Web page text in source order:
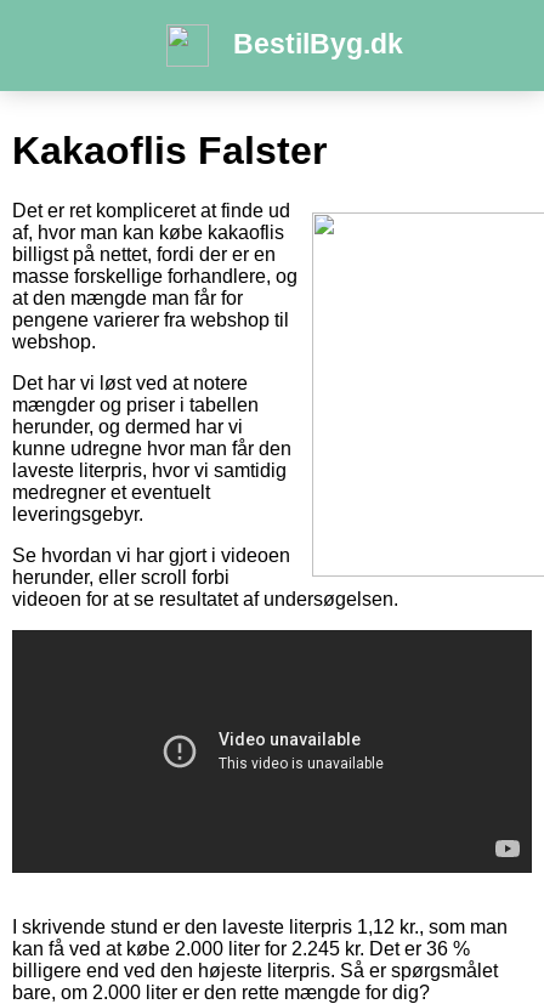
BestilByg.dk
Kakaoflis Falster
Det er ret kompliceret at finde ud
af, hvor man kan købe kakaoflis
billigst på nettet, fordi der er en
masse forskellige forhandlere, og
at den mængde man får for
pengene varierer fra webshop til
webshop.
Det har vi løst ved at notere
mængder og priser i tabellen
herunder, og dermed har vi
kunne udregne hvor man får den
laveste literpris, hvor vi samtidig
medregner et eventuelt
leveringsgebyr.
Se hvordan vi har gjort i videoen
herunder, eller scroll forbi
videoen for at se resultatet af undersøgelsen.
I skrivende stund er den laveste literpris 1,12 kr., som man
kan få ved at købe 2.000 liter for 2.245 kr. Det er 36 %
billigere end ved den højeste literpris. Så er spørgsmålet
bare, om 2.000 liter er den rette mængde for dig?